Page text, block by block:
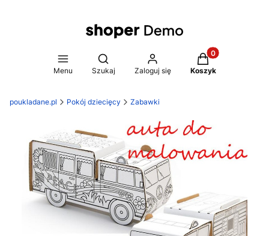
Menu
Otwórz wyszukiwarkę
Szukaj Zaloguj się
Produkty w
Koszyk
poukladane.pl Pokój dziecięcy Zabawki